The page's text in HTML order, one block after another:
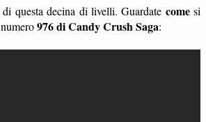
questa decina di livelli. Guardate comesi
numero976 di Candy Crush Saga: